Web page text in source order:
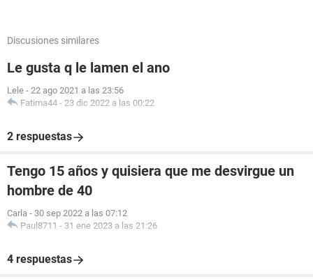
Discusiones similares
Le gusta q le lamen el ano
Lele - 22 ago 2021 a las 23:56
Fatima44 - 23 dic 2022 a las 00:22
2 respuestas
Tengo 15 años y quisiera que me desvirgue un
hombre de 40
Carla - 30 sep 2022 a las 07:12
Paul8711 - 31 ene 2023 a las 21:26
4 respuestas